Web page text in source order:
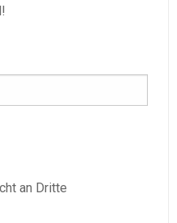
an Dritte